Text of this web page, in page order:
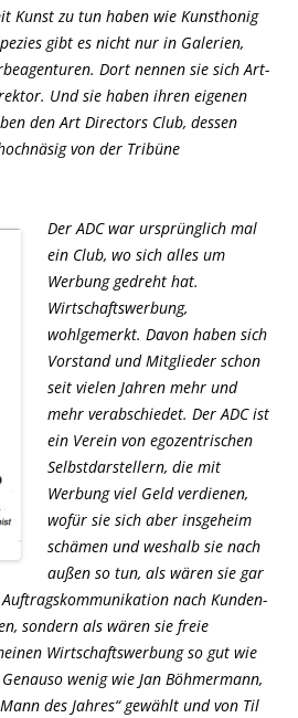
Kunst zu tun haben wie Kunsthonig
gibt es nicht nur in Galerien,
Dort nennen sie sich Art-
Und sie haben ihren eigenen
den Art Directors Club, dessen
von der Tribüne
Der ADC war ursprünglich mal
ein Club, wo sich alles um
Werbung gedreht hat.
Wirtschaftswerbung,
wohlgemerkt. Davon haben sich
Vorstand und Mitglieder schon
seit vielen Jahren mehr und
mehr verabschiedet. Der ADC ist
ein Verein von egozentrischen
Selbstdarstellern, die mit
Werbung viel Geld verdienen,
wofür sie sich aber insgeheim
schämen und weshalb sie nach
außen so tun, als wären sie gar
Auftragskommunikation nach Kunden-
sondern als wären sie freie
Wirtschaftswerbung so gut wie
wenig wie Jan Böhmermann,
des Jahres“gewählt und von Til